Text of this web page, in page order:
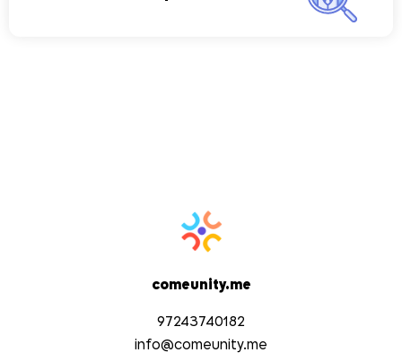
comeunity.me
97243740182
info@comeunity.me​